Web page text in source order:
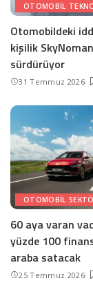
OTOMOBIL
Otomobildeki
kişilik
sürdürüyor
31 Temmuz 2026
OTOMOBIL
60 aya varan
yüzde 100
araba satacak
25 Temmuz 2026